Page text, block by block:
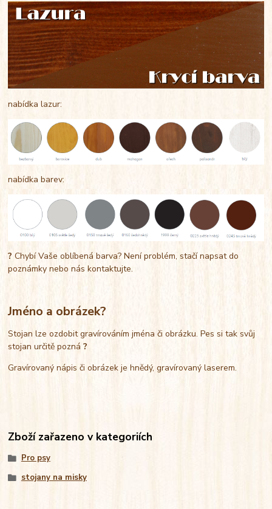
nabídka lazur:
nabídka barev:
?Chybí Vaše oblíbená barva? Není problém, stačí napsat do
poznámky nebo nás kontaktujte.
Jméno a obrázek?
Stojan lze ozdobit gravírováním jména či obrázku. Pes si tak svůj
stojan určitě pozná?
Gravírovaný nápis či obrázek je hnědý, gravírovaný laserem.
Zboží zařazeno v kategoriích
Pro psy
stojany na misky